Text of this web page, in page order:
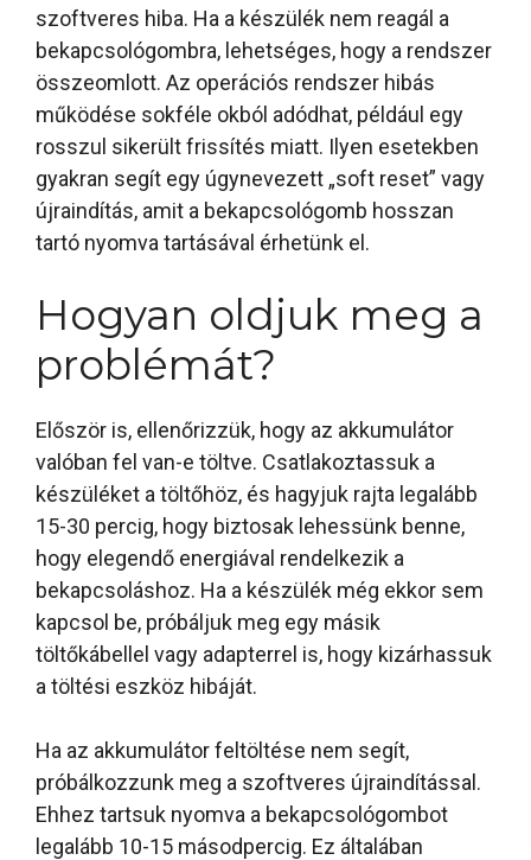
szoftveres hiba. Ha a készülék nem reagál a
bekapcsológombra, lehetséges, hogy a rendszer
összeomlott. Az operációs rendszer hibás
működése sokféle okból adódhat, például egy
rosszul sikerült frissítés miatt. Ilyen esetekben
gyakran segít egy úgynevezett „soft reset” vagy
újraindítás, amit a bekapcsológomb hosszan
tartó nyomva tartásával érhetünk el.
Hogyan oldjuk meg a
problémát?
Először is, ellenőrizzük, hogy az akkumulátor
valóban fel van-e töltve. Csatlakoztassuk a
készüléket a töltőhöz, és hagyjuk rajta legalább
15-30 percig, hogy biztosak lehessünk benne,
hogy elegendő energiával rendelkezik a
bekapcsoláshoz. Ha a készülék még ekkor sem
kapcsol be, próbáljuk meg egy másik
töltőkábellel vagy adapterrel is, hogy kizárhassuk
a töltési eszköz hibáját.
Ha az akkumulátor feltöltése nem segít,
próbálkozzunk meg a szoftveres újraindítással.
Ehhez tartsuk nyomva a bekapcsológombot
legalább 10-15 másodpercig. Ez általában